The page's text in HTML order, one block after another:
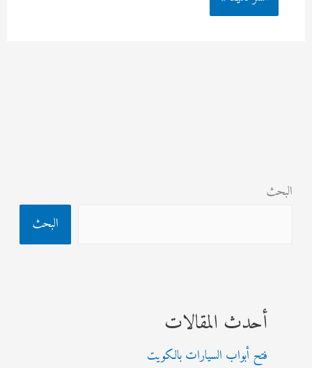
البحث
البحث
أحدث المقالات
فتح أبواب السيارات بالكويت